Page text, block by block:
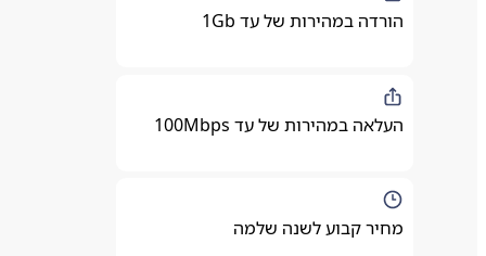
הורדה במהירות של עד 1Gb
העלאה במהירות של עד 100Mbps
מחיר קבוע לשנה שלמה